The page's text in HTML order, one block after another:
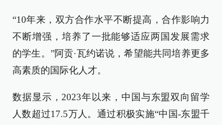
“10年来，双方合作水平不断提高，合作影响力
不断增强，培养了一批能够适应两国发展需求
的学生。”阿贡·瓦约诺说，希望能共同培养更多
高素质的国际化人才。
数据显示，2023年以来，中国与东盟双向留学
人数超过17.5万人。通过积极实施“中国-东盟千